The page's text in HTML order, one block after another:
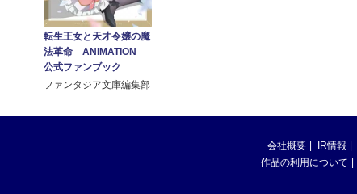
転生王女と天才令嬢の魔
法革命 ANIMATION
公式ファンブック
ファンタジア文庫編集部
会社概要 IR情報
作品の利用について